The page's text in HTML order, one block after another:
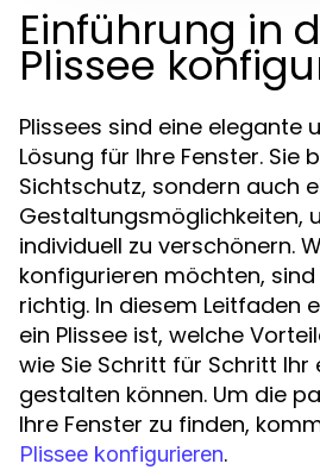
Einführung in
Plissee
Plissees sind eine elegante
Lösung für Ihre Fenster. Sie
Sichtschutz, sondern auch
Gestaltungsmöglichkeiten,
individuell zu verschönern.
konfigurieren möchten, sind
richtig. In diesem Leitfaden
ein Plissee ist, welche
wie Sie Schritt für Schritt Ihr
gestalten können. Um die
Ihre Fenster zu finden,
Plissee konfigurieren.